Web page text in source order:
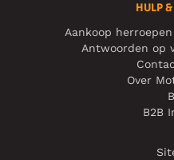
HULP
Aankoop
Antwoorden op
Over
B2B